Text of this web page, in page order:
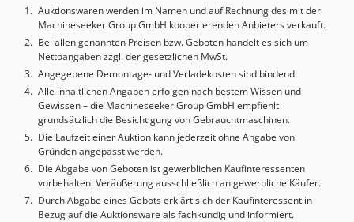
Nachlaufweg: 2,8mm Sicherheitsabstand: 4mm Zubehör:
Abwickelhasbel GM1
Auktionswaren werden im Namen und auf Rechnung des mit der
Machineseeker Group GmbH kooperierenden Anbieters verkauft.
Bei allen genannten Preisen bzw. Geboten handelt es sich um
Nettoangaben zzgl. der gesetzlichen MwSt.
Angegebene Demontage- und Verladekosten sind bindend.
Alle inhaltlichen Angaben erfolgen nach bestem Wissen und
Gewissen – die Machineseeker Group GmbH empfiehlt
grundsätzlich die Besichtigung von Gebrauchtmaschinen.
Die Laufzeit einer Auktion kann jederzeit ohne Angabe von
Gründen angepasst werden.
Die Abgabe von Geboten ist gewerblichen Kaufinteressenten
vorbehalten. Veräußerung ausschließlich an gewerbliche Käufer.
Durch Abgabe eines Gebots erklärt sich der Kaufinteressent in
Bezug auf die Auktionsware als fachkundig und informiert.